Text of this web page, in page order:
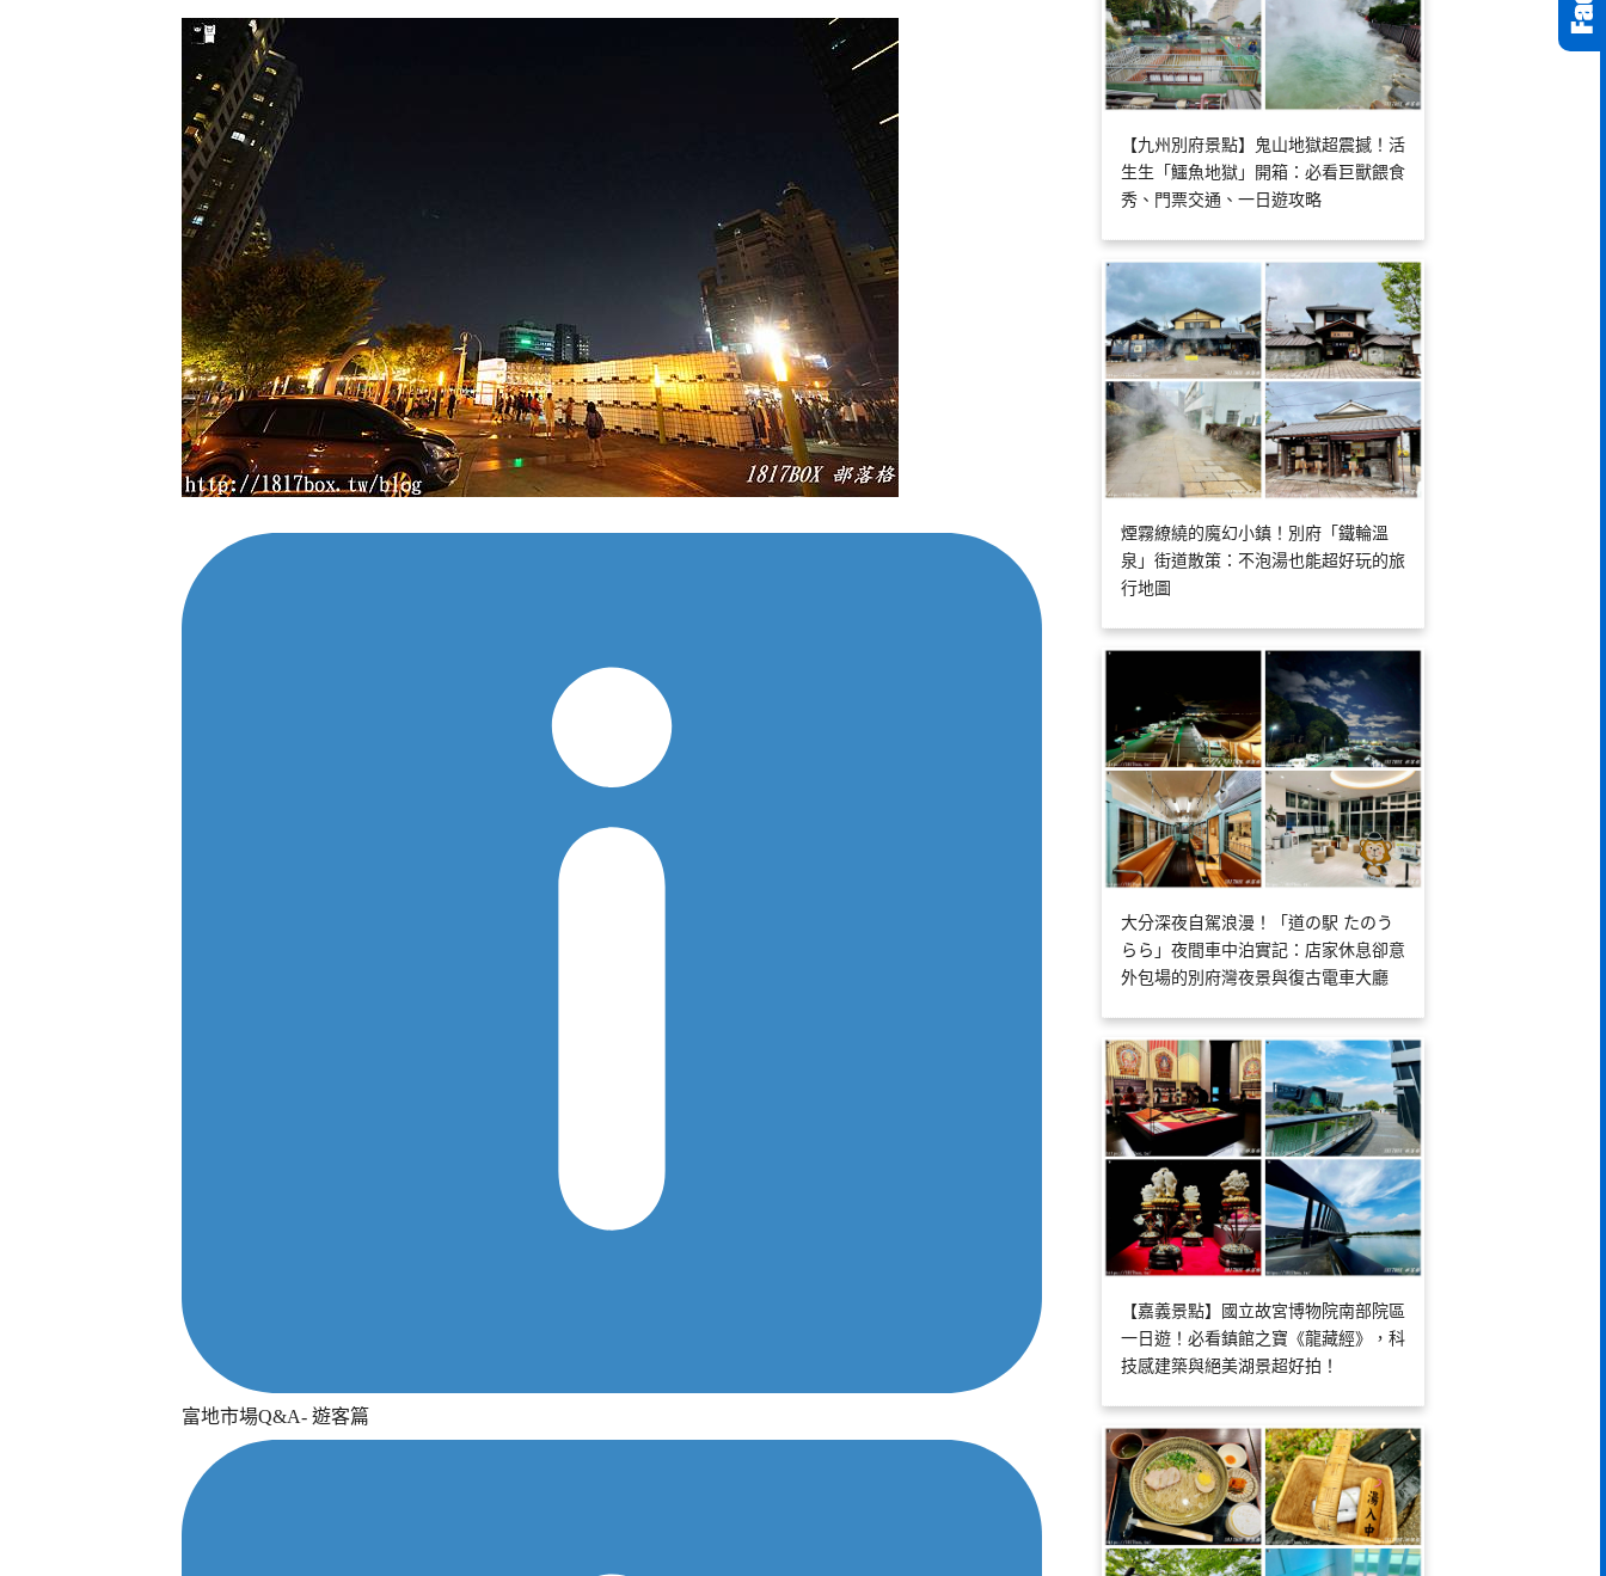
富地市場Q&A- 遊客篇
【九州別府景點】鬼山地獄超震撼！活
生生「鱷魚地獄」開箱：必看巨獸餵食
秀、門票交通、一日遊攻略
煙霧繚繞的魔幻小鎮！別府「鐵輪溫
泉」街道散策：不泡湯也能超好玩的旅
行地圖
大分深夜自駕浪漫！「道の駅 たのう
らら」夜間車中泊實記：店家休息卻意
外包場的別府灣夜景與復古電車大廳
【嘉義景點】國立故宮博物院南部院區
一日遊！必看鎮館之寶《龍藏經》，科
技感建築與絕美湖景超好拍！